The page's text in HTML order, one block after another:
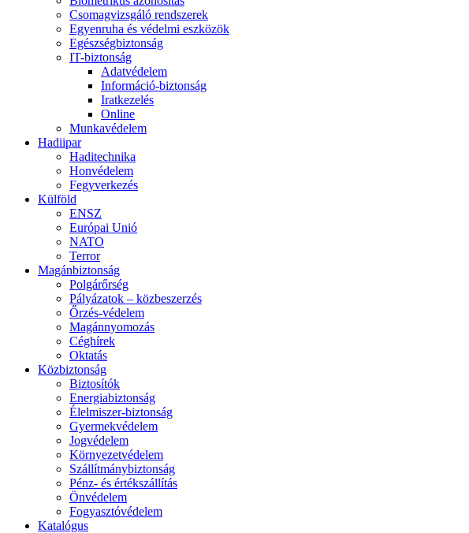
Csomagvizsgáló rendszerek
Egyenruha és védelmi eszközök
Egészségbiztonság
IT-biztonság
Adatvédelem
Információ-biztonság
Iratkezelés
Online
Munkavédelem
Hadiipar
Haditechnika
Honvédelem
Fegyverkezés
Külföld
ENSZ
Európai Unió
NATO
Terror
Magánbiztonság
Polgárőrség
Pályázatok – közbeszerzés
Őrzés-védelem
Magánnyomozás
Céghírek
Oktatás
Közbiztonság
Biztosítók
Energiabiztonság
Élelmiszer-biztonság
Gyermekvédelem
Jogvédelem
Környezetvédelem
Szállítmánybiztonság
Pénz- és értékszállítás
Önvédelem
Fogyasztóvédelem
Katalógus